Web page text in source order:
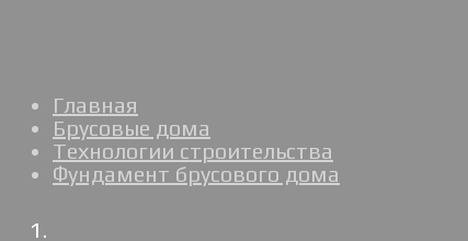
Главная
Брусовые дома
Технологии строительства
Фундамент брусового дома